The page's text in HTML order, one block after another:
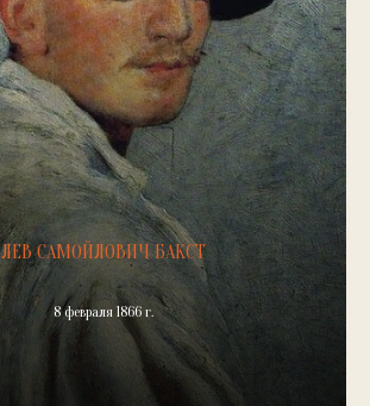
ЛЕВ САМОЙЛОВИЧ БАКСТ
8 февраля 1866 г.